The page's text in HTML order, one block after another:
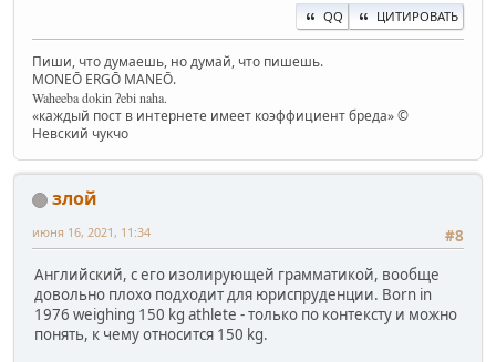
QQ ЦИТИРОВАТЬ
Пиши, что думаешь, но думай, что пишешь.
MONEŌ ERGŌ MANEŌ.
Waheeba dokin ʔebi naha.
«каждый пост в интернете имеет коэффициент бреда» ©
Невский чукчо
злой
#8
июня 16, 2021, 11:34
Английский, с его изолирующей грамматикой, вообще
довольно плохо подходит для юриспруденции. Born in
1976 weighing 150 kg athlete - только по контексту и можно
понять, к чему относится 150 kg.